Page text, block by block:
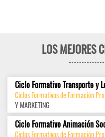
LOS MEJORES
Ciclo Formativo Transporte y
Ciclos Formativos de Formación
Y MARKETING
Ciclo Formativo Animación
Ciclos Formativos de Formación